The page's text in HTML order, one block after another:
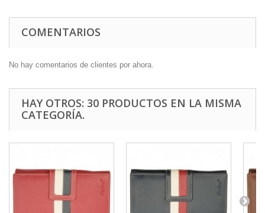
COMENTARIOS
No hay comentarios de clientes por ahora.
HAY OTROS: 30 PRODUCTOS EN LA MISMA
CATEGORÍA.